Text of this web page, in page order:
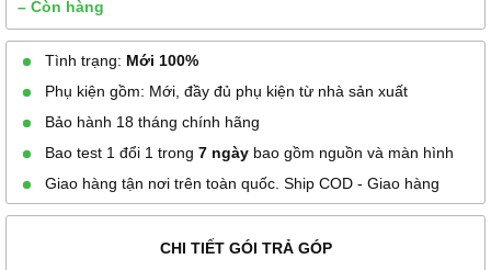
– Còn hàng
Tình trạng: Mới 100%
Phụ kiện gồm: Mới, đầy đủ phụ kiện từ nhà sản xuất
Bảo hành 18 tháng chính hãng
Bao test 1 đổi 1 trong 7 ngày bao gồm nguồn và màn hình
Giao hàng tận nơi trên toàn quốc. Ship COD - Giao hàng
CHI TIẾT GÓI TRẢ GÓP